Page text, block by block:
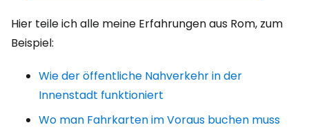
Hier teile ich alle meine Erfahrungen aus Rom, zum
Beispiel:
Wie der öffentliche Nahverkehr in der
Innenstadt funktioniert
Wo man Fahrkarten im Voraus buchen muss